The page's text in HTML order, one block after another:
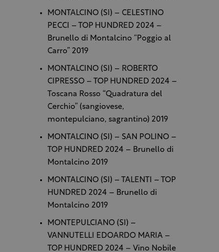
MONTALCINO (SI) – CELESTINO
PECCI – TOP HUNDRED 2024 –
Brunello di Montalcino “Poggio al
Carro” 2019
MONTALCINO (SI) – ROBERTO
CIPRESSO – TOP HUNDRED 2024 –
Toscana Rosso “Quadratura del
Cerchio” (sangiovese,
montepulciano, sagrantino) 2019
MONTALCINO (SI) – SAN POLINO –
TOP HUNDRED 2024 – Brunello di
Montalcino 2019
MONTALCINO (SI) – TALENTI – TOP
HUNDRED 2024 – Brunello di
Montalcino 2019
MONTEPULCIANO (SI) –
VANNUTELLI EDOARDO MARIA –
TOP HUNDRED 2024 – Vino Nobile